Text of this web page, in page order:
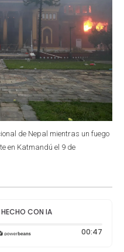
de Nepal mientras un fuego
en Katmandú el 9 de
HECHO CON IA
0 segundos 00:47